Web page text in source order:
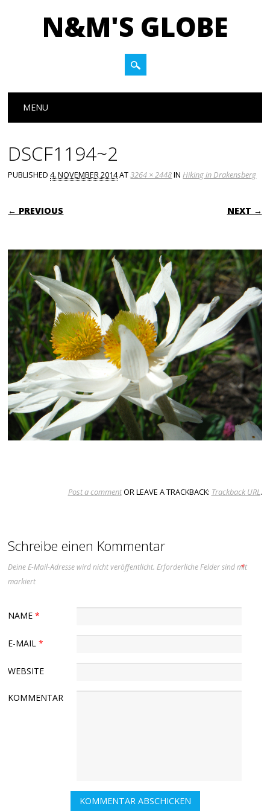
N&M'S GLOBE
Main menu
MENU
DSCF1194~2
PUBLISHED4. NOVEMBER 2014AT3264 × 2448INHiking in Drakensberg
← PREVIOUS NEXT →
Post a commentOR LEAVE A TRACKBACK: Trackback URL.
Schreibe einen Kommentar
Deine E-Mail-Adresse wird nicht veröffentlicht. Erforderliche Felder sind mit
*
markiert
NAME*
E-MAIL*
WEBSITE
KOMMENTAR